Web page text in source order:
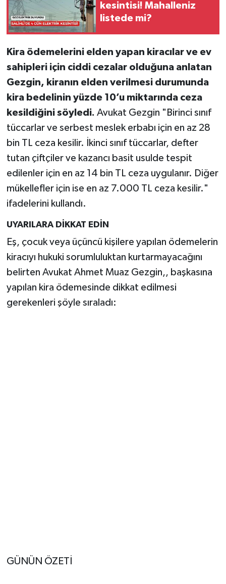
kesintisi! Mahalleniz
listede mi?
Kira ödemelerini elden yapan kiracılar ve ev
sahipleri için ciddi cezalar olduğuna anlatan
Gezgin, kiranın elden verilmesi durumunda
kira bedelinin yüzde 10’u miktarında ceza
kesildiğini söyledi. Avukat Gezgin "Birinci sınıf
tüccarlar ve serbest meslek erbabı için en az 28
bin TL ceza kesilir. İkinci sınıf tüccarlar, defter
tutan çiftçiler ve kazancı basit usulde tespit
edilenler için en az 14 bin TL ceza uygulanır. Diğer
mükellefler için ise en az 7.000 TL ceza kesilir."
ifadelerini kullandı.
UYARILARA DİKKAT EDİN
Eş, çocuk veya üçüncü kişilere yapılan ödemelerin
kiracıyı hukuki sorumluluktan kurtarmayacağını
belirten Avukat Ahmet Muaz Gezgin,, başkasına
yapılan kira ödemesinde dikkat edilmesi
gerekenleri şöyle sıraladı:
GÜNÜN ÖZETİ